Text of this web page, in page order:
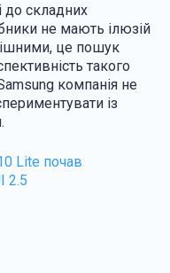
до складних
не мають ілюзій
це пошук
такого
компанія не
із
Lite почав
2.5